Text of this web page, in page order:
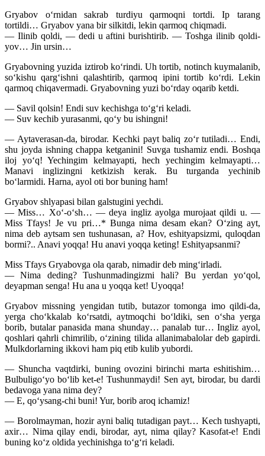
Gryabov o‘rnidan sakrab turdiyu qarmoqni tortdi. Ip tarang
tortildi… Gryabov yana bir silkitdi, lekin qarmoq chiqmadi.
— Ilinib qoldi, — dedi u aftini burishtirib. — Toshga ilinib qoldi-
yov… Jin ursin…
Gryabovning yuzida iztirob ko‘rindi. Uh tortib, notinch kuymalanib,
so‘kishu qarg‘ishni qalashtirib, qarmoq ipini tortib ko‘rdi. Lekin
qarmoq chiqavermadi. Gryabovning yuzi bo‘rday oqarib ketdi.
— Savil qolsin! Endi suv kechishga to‘g‘ri keladi.
— Suv kechib yurasanmi, qo‘y bu ishingni!
— Aytaverasan-da, birodar. Kechki payt baliq zo‘r tutiladi… Endi,
shu joyda ishning chappa ketganini! Suvga tushamiz endi. Boshqa
iloj yo‘q! Yechingim kelmayapti, hech yechingim kelmayapti…
Manavi inglizingni ketkizish kerak. Bu turganda yechinib
bo‘larmidi. Harna, ayol oti bor buning ham!
Gryabov shlyapasi bilan galstugini yechdi.
— Miss… Xo‘-o‘sh… — deya ingliz ayolga murojaat qildi u. —
Miss Tfays! Je vu pri…* Bunga nima desam ekan? O‘zing ayt,
nima deb aytsam sen tushunasan, a? Hov, eshityapsizmi, quloqdan
bormi?.. Anavi yoqqa! Hu anavi yoqqa keting! Eshityapsanmi?
Miss Tfays Gryabovga ola qarab, nimadir deb ming‘irladi.
— Nima deding? Tushunmadingizmi hali? Bu yerdan yo‘qol,
deyapman senga! Hu ana u yoqqa ket! Uyoqqa!
Gryabov missning yengidan tutib, butazor tomonga imo qildi-da,
yerga cho‘kkalab ko‘rsatdi, aytmoqchi bo‘ldiki, sen o‘sha yerga
borib, butalar panasida mana shunday… panalab tur… Ingliz ayol,
qoshlari qahrli chimrilib, o‘zining tilida allanimabalolar deb gapirdi.
Mulkdorlarning ikkovi ham piq etib kulib yubordi.
— Shuncha vaqtdirki, buning ovozini birinchi marta eshitishim…
Bulbuligo‘yo bo‘lib ket-e! Tushunmaydi! Sen ayt, birodar, bu dardi
bedavoga yana nima dey?
— E, qo‘ysang-chi buni! Yur, borib aroq ichamiz!
— Borolmayman, hozir ayni baliq tutadigan payt… Kech tushyapti,
axir… Nima qilay endi, birodar, ayt, nima qilay? Kasofat-e! Endi
buning ko‘z oldida yechinishga to‘g‘ri keladi.